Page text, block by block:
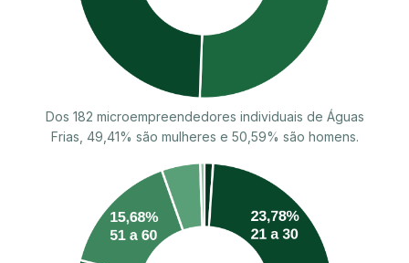
Dos 182 microempreendedores individuais de Águas
Frias, 49,41% são mulheres e 50,59% são homens.